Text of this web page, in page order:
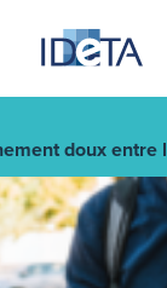
doux entre